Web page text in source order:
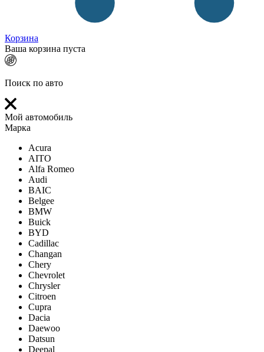
Корзина
Ваша корзина пуста
Поиск по авто
Мой автомобиль
Марка
Acura
AITO
Alfa Romeo
Audi
BAIC
Belgee
BMW
Buick
BYD
Cadillac
Changan
Chery
Chevrolet
Chrysler
Citroen
Cupra
Dacia
Daewoo
Datsun
Deepal